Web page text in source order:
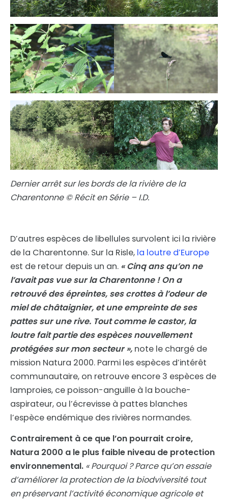
Dernier arrêt sur les bords de la rivière de la
Charentonne © Récit en Série – I.D.
D’autres espèces de libellules survolent ici la rivière
de la Charentonne. Sur la Risle, la loutre d’Europe
est de retour depuis un an. « Cinq ans qu’on ne
l’avait pas vue sur la Charentonne ! On a
retrouvé des épreintes, ses crottes à l’odeur de
miel de châtaignier, et une empreinte de ses
pattes sur une rive. Tout comme le castor, la
loutre fait partie des espèces nouvellement
protégées sur mon secteur », note le chargé de
mission Natura 2000. Parmi les espèces d’intérêt
communautaire, on retrouve encore 3 espèces de
lamproies, ce poisson-anguille à la bouche-
aspirateur, ou l’écrevisse à pattes blanches
l’espèce endémique des rivières normandes.
Contrairement à ce que l’on pourrait croire,
Natura 2000 a le plus faible niveau de protection
environnemental. « Pourquoi ? Parce qu’on essaie
d’améliorer la protection de la biodviversité tout
en préservant l’activité économiqueagricole et